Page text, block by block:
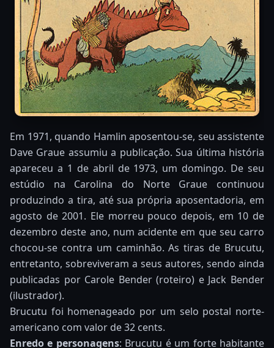
Em 1971, quando Hamlin aposentou-se, seu assistente
Dave Graue assumiu a publicação. Sua última história
apareceu a 1 de abril de 1973, um domingo. De seu
estúdio na Carolina do Norte Graue continuou
produzindo a tira, até sua própria aposentadoria, em
agosto de 2001. Ele morreu pouco depois, em 10 de
dezembro deste ano, num acidente em que seu carro
chocou-se contra um caminhão. As tiras de Brucutu,
entretanto, sobreviveram a seus autores, sendo ainda
publicadas por Carole Bender (roteiro) e Jack Bender
(ilustrador).
Brucutu foi homenageado por um selo postal norte-
americano com valor de 32 cents.
Enredo e personagens: Brucutu é um forte habitante